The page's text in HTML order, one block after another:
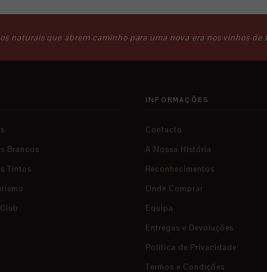
naturais que abrem caminho para uma nova era nos vinhos de
Brancos
Tintos
INFORMAÇÕES
Contacto
A Nossa História
Reconhecimentos
Onde Comprar
Equipa
Entregas e Devoluções
Política de Privacidade
Termos e Condições